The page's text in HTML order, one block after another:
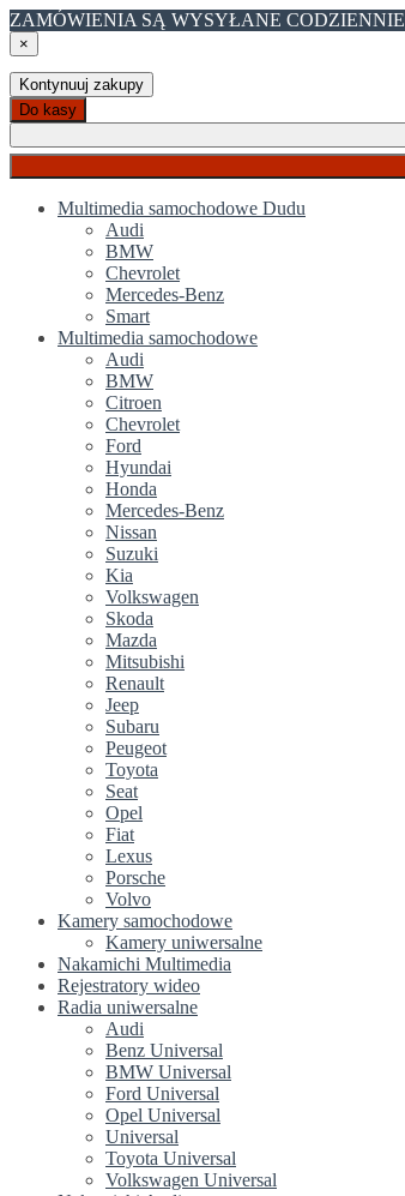
ZAMÓWIENIA SĄ WYSYŁANE CODZIENNIE
×
Kontynuuj zakupy
Do kasy
Multimedia samochodowe Dudu
Audi
BMW
Chevrolet
Mercedes-Benz
Smart
Multimedia samochodowe
Audi
BMW
Citroen
Chevrolet
Ford
Hyundai
Honda
Mercedes-Benz
Nissan
Suzuki
Kia
Volkswagen
Skoda
Mazda
Mitsubishi
Renault
Jeep
Subaru
Peugeot
Toyota
Seat
Opel
Fiat
Lexus
Porsche
Volvo
Kamery samochodowe
Kamery uniwersalne
Nakamichi Multimedia
Rejestratory wideo
Radia uniwersalne
Audi
Benz Universal
BMW Universal
Ford Universal
Opel Universal
Universal
Toyota Universal
Volkswagen Universal